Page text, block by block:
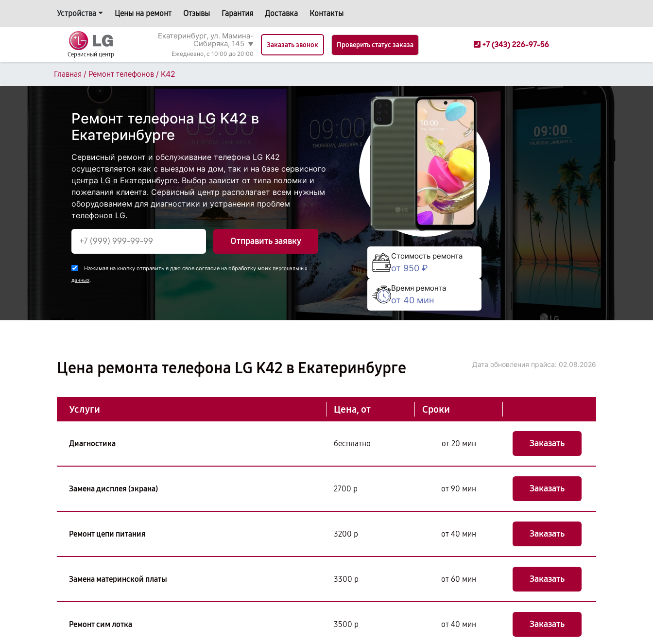
Устройства Цены на ремонт Отзывы Гарантия Доставка Контакты
Сервисный центр
Екатеринбург, ул. Мамина-
Сибиряка, 145 ▼
Ежедневно, с 10:00 до 20:00
Заказать звонок Проверить статус заказа +7 (343) 226-97-56
Главная / Ремонт телефонов / K42
Ремонт телефона LG K42 в
Екатеринбурге
Сервисный ремонт и обслуживание телефона LG K42
осуществляется как с выездом на дом, так и на базе сервисного
центра LG в Екатеринбурге. Выбор зависит от типа поломки и
пожелания клиента. Сервисный центр располагает всем нужным
оборудованием для диагностики и устранения проблем
телефонов LG.
Отправить заявку
Нажимая на кнопку отправить я даю свое согласие на обработку моих персональных
данных.
Стоимость ремонта
от 950 ₽
Время ремонта
от 40 мин
Цена ремонта телефона LG K42 в Екатеринбурге Дата обновления прайса: 02.08.2026
Услуги Цена, от Сроки
Диагностика бесплатно от 20 мин Заказать
Замена дисплея (экрана) 2700 р от 90 мин Заказать
Ремонт цепи питания 3200 р от 40 мин Заказать
Замена материнской платы 3300 р от 60 мин Заказать
Ремонт сим лотка 3500 р от 40 мин Заказать